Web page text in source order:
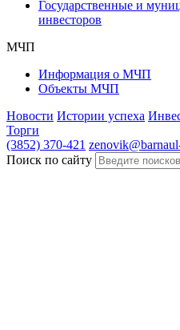
Государственные и
инвесторов
МЧП
Информация о МЧП
Объекты МЧП
Новости Истории успеха
Торги
(3852) 370-421
Поиск по сайту